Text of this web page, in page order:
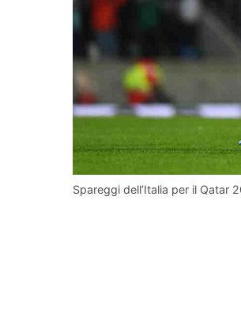
Spareggi dell’Italia per il